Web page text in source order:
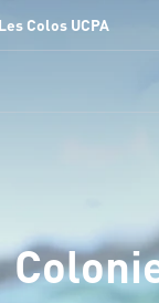
Les Colos UCPA